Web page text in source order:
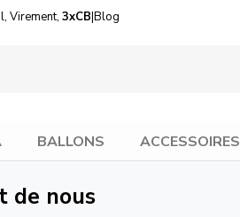
Virement, 3xCB|Blog
BALLONS ACCESSOIRES
de nous